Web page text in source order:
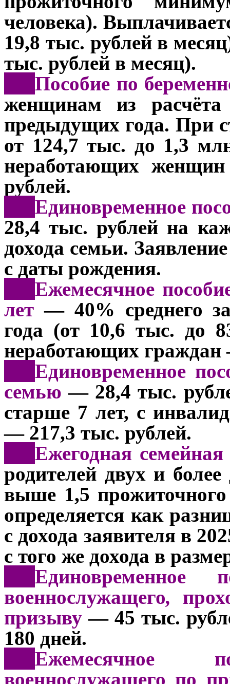
человека).
19,8 тыс. рублей в
тыс. рублей в месяц).
Пособие по
женщинам из расчёта
предыдущих года. При
от 124,7 тыс. до 1,3
неработающих
рублей.
Единовременное
28,4 тыс. рублей на
дохода семьи.
с даты рождения.
Ежемесячное
лет— 40% среднего
года (от 10,6 тыс. до
неработающих граждан
Единовременное
семью— 28,4 тыс.
старше 7 лет, с
— 217,3 тыс. рублей.
Ежегодная
родителей двух и
выше 1,5
определяется как
с дохода заявителя в
с того же дохода в
Единовременное
военнослужащего,
призыву — 45 тыс.
180 дней.
Ежемесячное
военнослужащего по